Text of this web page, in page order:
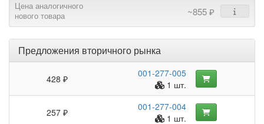
Цена аналогичного
нового товара
~855 ₽
Предложения вторичного рынка
428 ₽
001-277-005
1 шт.
257 ₽
001-277-004
1 шт.